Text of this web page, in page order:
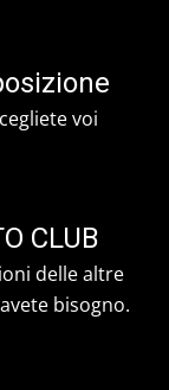
voi
CLUB
delle altre
bisogno.